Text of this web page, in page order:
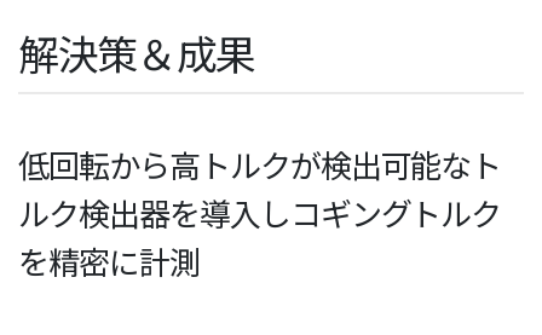
解決策＆成果
低回転から高トルクが検出可能なト
ルク検出器を導入しコギングトルク
を精密に計測